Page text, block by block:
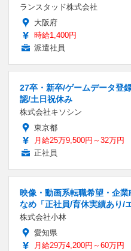
ランスタッド株式会社
大阪府
時給1,400円
派遣社員
27卒・新卒/ゲームデータ登
認/土日祝休み
株式会社キソシン
東京都
月給25万9,500円～32万円
正社員
映像・動画系転職希望・企
なめ「正社員/育休実績あり/
株式会社小林
愛知県
月給29万4,200円～60万円